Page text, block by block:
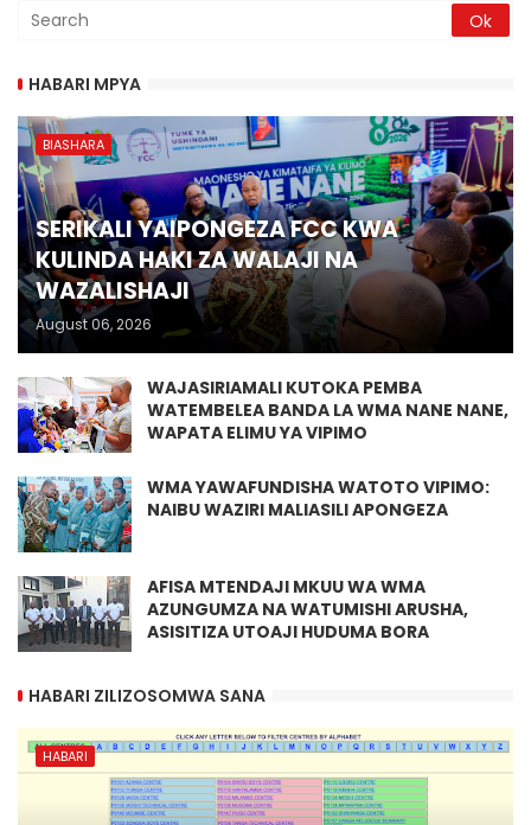
HABARI MPYA
BIASHARA
SERIKALI YAIPONGEZA FCC KWA
KULINDA HAKI ZA WALAJI NA
WAZALISHAJI
August 06, 2026
WAJASIRIAMALI KUTOKA PEMBA
WATEMBELEA BANDA LA WMA NANE NANE,
WAPATA ELIMU YA VIPIMO
WMA YAWAFUNDISHA WATOTO VIPIMO:
NAIBU WAZIRI MALIASILI APONGEZA
AFISA MTENDAJI MKUU WA WMA
AZUNGUMZA NA WATUMISHI ARUSHA,
ASISITIZA UTOAJI HUDUMA BORA
HABARI ZILIZOSOMWA SANA
HABARI